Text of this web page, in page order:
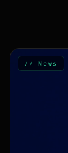
// News